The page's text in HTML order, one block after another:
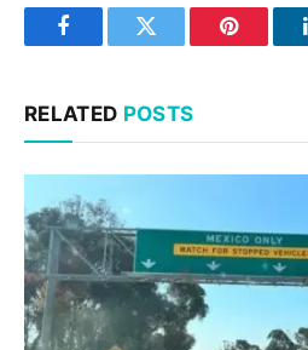
FacebookTwitter Pinterest
RELATED POSTS